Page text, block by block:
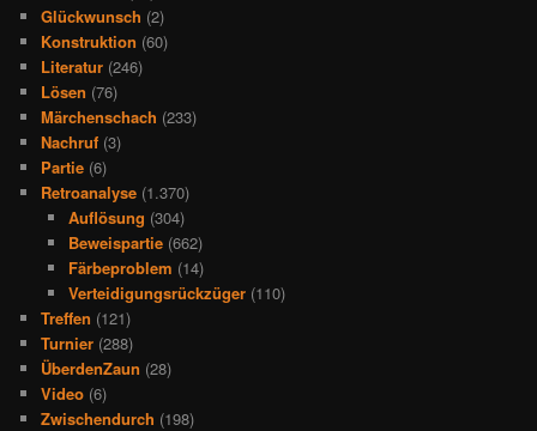
Glückwunsch (2)
Konstruktion (60)
Literatur (246)
Lösen (76)
Märchenschach (233)
Nachruf (3)
Partie (6)
Retroanalyse (1.370)
Auflösung (304)
Beweispartie(662)
Färbeproblem (14)
Verteidigungsrückzüger(110)
Treffen (121)
Turnier (288)
ÜberdenZaun (28)
Video (6)
Zwischendurch (198)